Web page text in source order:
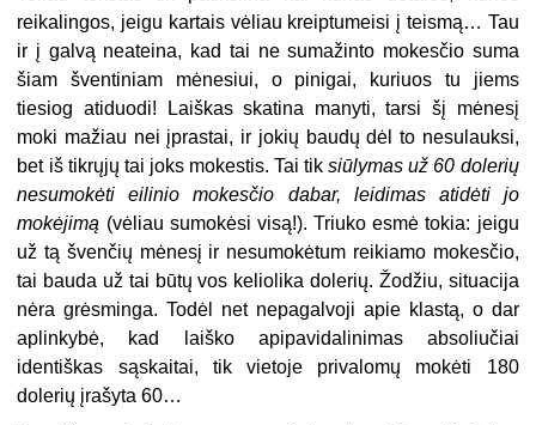
reikalingos, jeigu kartais vėliau kreiptumeisi į teismą… Tau
ir į galvą neateina, kad tai ne sumažinto mokesčio suma
šiam šventiniam mėnesiui, o pinigai, kuriuos tu jiems
tiesiog atiduodi! Laiškas skatina manyti, tarsi šį mėnesį
moki mažiau nei įprastai, ir jokių baudų dėl to nesulauksi,
bet iš tikrųjų tai joks mokestis. Tai tiksiūlymas už 60 dolerių
nesumokėti eilinio mokesčio dabar, leidimas atidėti jo
mokėjimą (vėliau sumokėsi visą!). Triuko esmė tokia: jeigu
už tą švenčių mėnesį ir nesumokėtum reikiamo mokesčio,
tai bauda už tai būtų vos keliolika dolerių. Žodžiu, situacija
nėra grėsminga. Todėl net nepagalvoji apie klastą, o dar
aplinkybė, kad laiško apipavidalinimas absoliučiai
identiškas sąskaitai, tik vietoje privalomų mokėti 180
dolerių įrašyta 60…